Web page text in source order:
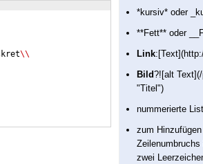
\\
*kursiv* oder
**Fett** oder
Link
Bild?![alt
"Titel")
nummerierte
zum
zwei